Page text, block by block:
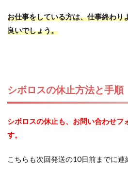
お仕事をしている方は、仕事終わり
良いでしょう。
シボロスの休止方法と手順
シボロスの休止も、お問い合わせフ
す。
こちらも次回発送の10日前までに連